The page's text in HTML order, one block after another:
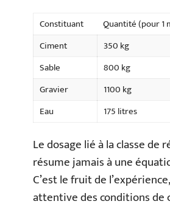
Constituant Quantité (pour 1
Ciment
350 kg
Sable
800 kg
Gravier
1100 kg
Eau
175 litres
Le dosage lié à la classe de
résume jamais à une
C’est le fruit de
attentive des conditions de